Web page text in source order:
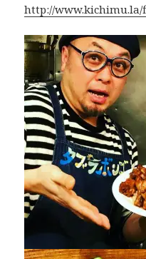
http://www.kichimu.la/